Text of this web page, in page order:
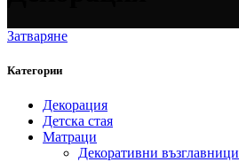
Затваряне
Категории
Декорация
Детска стая
Матраци
Декоративни възглавници